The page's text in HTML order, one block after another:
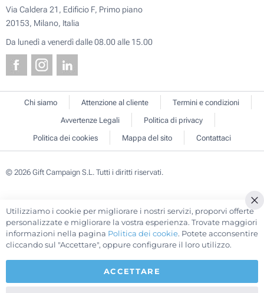
Via Caldera 21, Edificio F, Primo piano
20153, Milano, Italia
Da lunedì a venerdì dalle 08.00 alle 15.00
Chi siamo Attenzione al cliente
Termini e condizioni
Avvertenze Legali
Politica di privacy
Politica dei cookies
Mappa del sito Contattaci
© 2026 Gift Campaign S.L. Tutti i diritti riservati.
Utilizziamo i cookie per migliorare i nostri servizi, proporvi offerte
personalizzate e migliorare la vostra esperienza. Trovate maggiori
informazioni nella pagina Politica dei cookie. Potete acconsentire
cliccando sul "Accettare", oppure configurare il loro utilizzo.
ACCETTARE